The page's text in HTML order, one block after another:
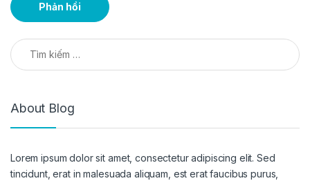
Tìm kiếm cho:
About Blog
Lorem ipsum dolor sit amet, consectetur adipiscing elit. Sed
tincidunt, erat in malesuada aliquam, est erat faucibus purus,